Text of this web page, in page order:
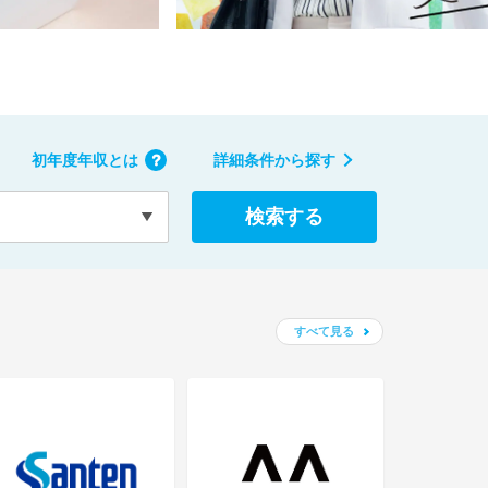
初年度年収とは 詳細条件から探す
検索する
すべて見る